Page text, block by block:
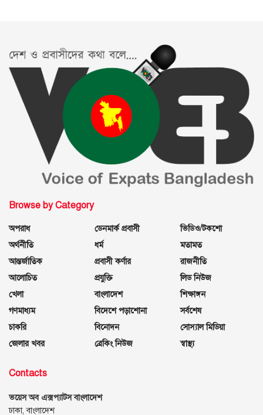
Browse by Category
অপরাধ
অর্থনীতি
আন্তর্জাতিক
আলোচিত
খেলা
গণমাধ্যম
চাকরি
জেলার খবর
ডেনমার্ক প্রবাসী
ধর্ম
প্রবাসী কর্ণার
প্রযুক্তি
বাংলাদেশ
বিদেশে পড়াশোনা
বিনোদন
ব্রেকিং নিউজ
ভিডিও/টকশো
মতামত
রাজনীতি
লিড নিউজ
শিক্ষাঙ্গন
সর্বশেষ
সোস্যাল মিডিয়া
স্বাস্থ্য
Contacts
ভয়েস অব এক্সপ্যাটস বাংলাদেশ
ঢাকা, বাংলাদেশ